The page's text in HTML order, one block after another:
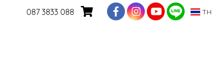
087 3833 088 TH